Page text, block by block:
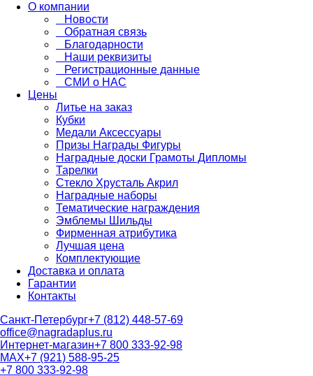
О компании
Новости
Обратная связь
Благодарности
Наши реквизиты
Регистрационные данные
СМИ о НАС
Цены
Литье на заказ
Кубки
Медали Аксессуары
Призы Награды Фигуры
Наградные доски Грамоты Дипломы
Тарелки
Стекло Хрусталь Акрил
Наградные наборы
Тематические награждения
Эмблемы Шильды
Фирменная атрибутика
Лучшая цена
Комплектующие
Доставка и оплата
Гарантии
Контакты
Санкт-Петербург+7 (812) 448-57-69
office@nagradaplus.ru
Интернет-магазин+7 800 333-92-98
MAX+7 (921) 588-95-25
+7 800 333-92-98